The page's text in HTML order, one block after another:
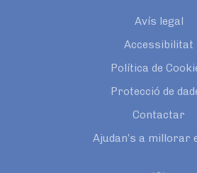
Avís legal
Accessibilitat
Política de
Protecció de
Contactar
Ajudan’s a millorar